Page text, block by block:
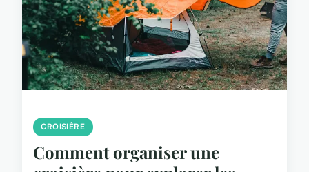
CROISIÈRE
Comment organiser une